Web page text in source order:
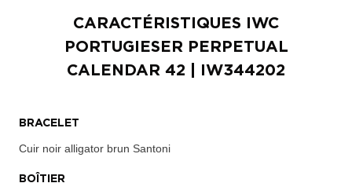
CARACTÉRISTIQUES
IWC
PORTUGIESER PERPETUAL
CALENDAR 42 | IW344202
BRACELET
Cuir noir alligator brun Santoni
BOÎTIER